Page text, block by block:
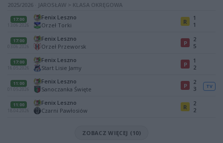
2025/2026 · JAROSŁAW > KLASA OKRĘGOWA
17:00
13.06.2026
Fenix Leszno
Orzeł Torki
R
1
1
17:00
03.06.2026
Fenix Leszno
Orzeł Przeworsk
P
2
5
17:00
16.05.2026
Fenix Leszno
Start Lisie Jamy
P
1
2
11:00
01.05.2026
Fenix Leszno
Sanoczanka Święte
P
2
3
TV
11:00
18.04.2026
Fenix Leszno
Czarni Pawłosiów
R
2
2
ZOBACZ WIĘCEJ (10)